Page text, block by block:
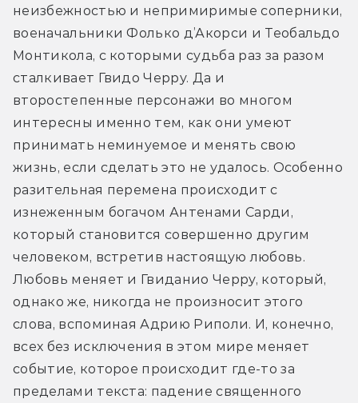
неизбежностью и непримиримые соперники,
военачальники Фолько д’Акорси и Теобальдо
Монтикола, с которыми судьба раз за разом
сталкивает Гвидо Черру. Да и
второстепенные персонажи во многом
интересны именно тем, как они умеют
принимать неминуемое и менять свою
жизнь, если сделать это не удалось. Особенно
разительная перемена происходит с
изнеженным богачом Антенами Сарди,
который становится совершенно другим
человеком, встретив настоящую любовь.
Любовь меняет и Гвиданио Черру, который,
однако же, никогда не произносит этого
слова, вспоминая Адрию Риполи. И, конечно,
всех без исключения в этом мире меняет
событие, которое происходит где-то за
пределами текста: падение священного